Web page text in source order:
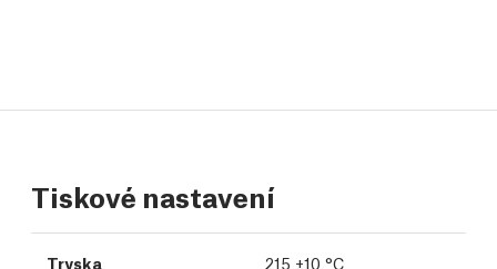
Tiskové nastavení
Tryska 215 ±10 °C